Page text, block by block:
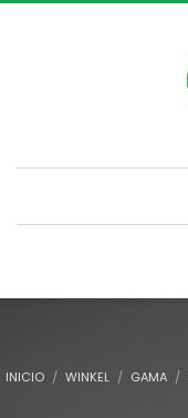
INICIO WINKEL GAMA